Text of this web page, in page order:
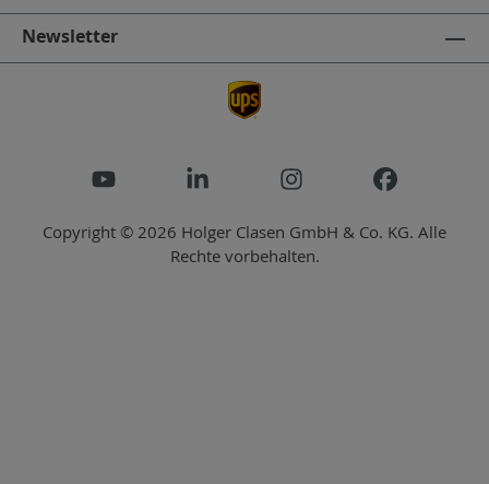
Newsletter
Copyright © 2026 Holger Clasen GmbH & Co. KG. Alle
Rechte vorbehalten.